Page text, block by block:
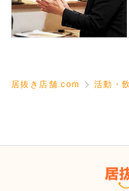
居抜き店舗.com 活動・